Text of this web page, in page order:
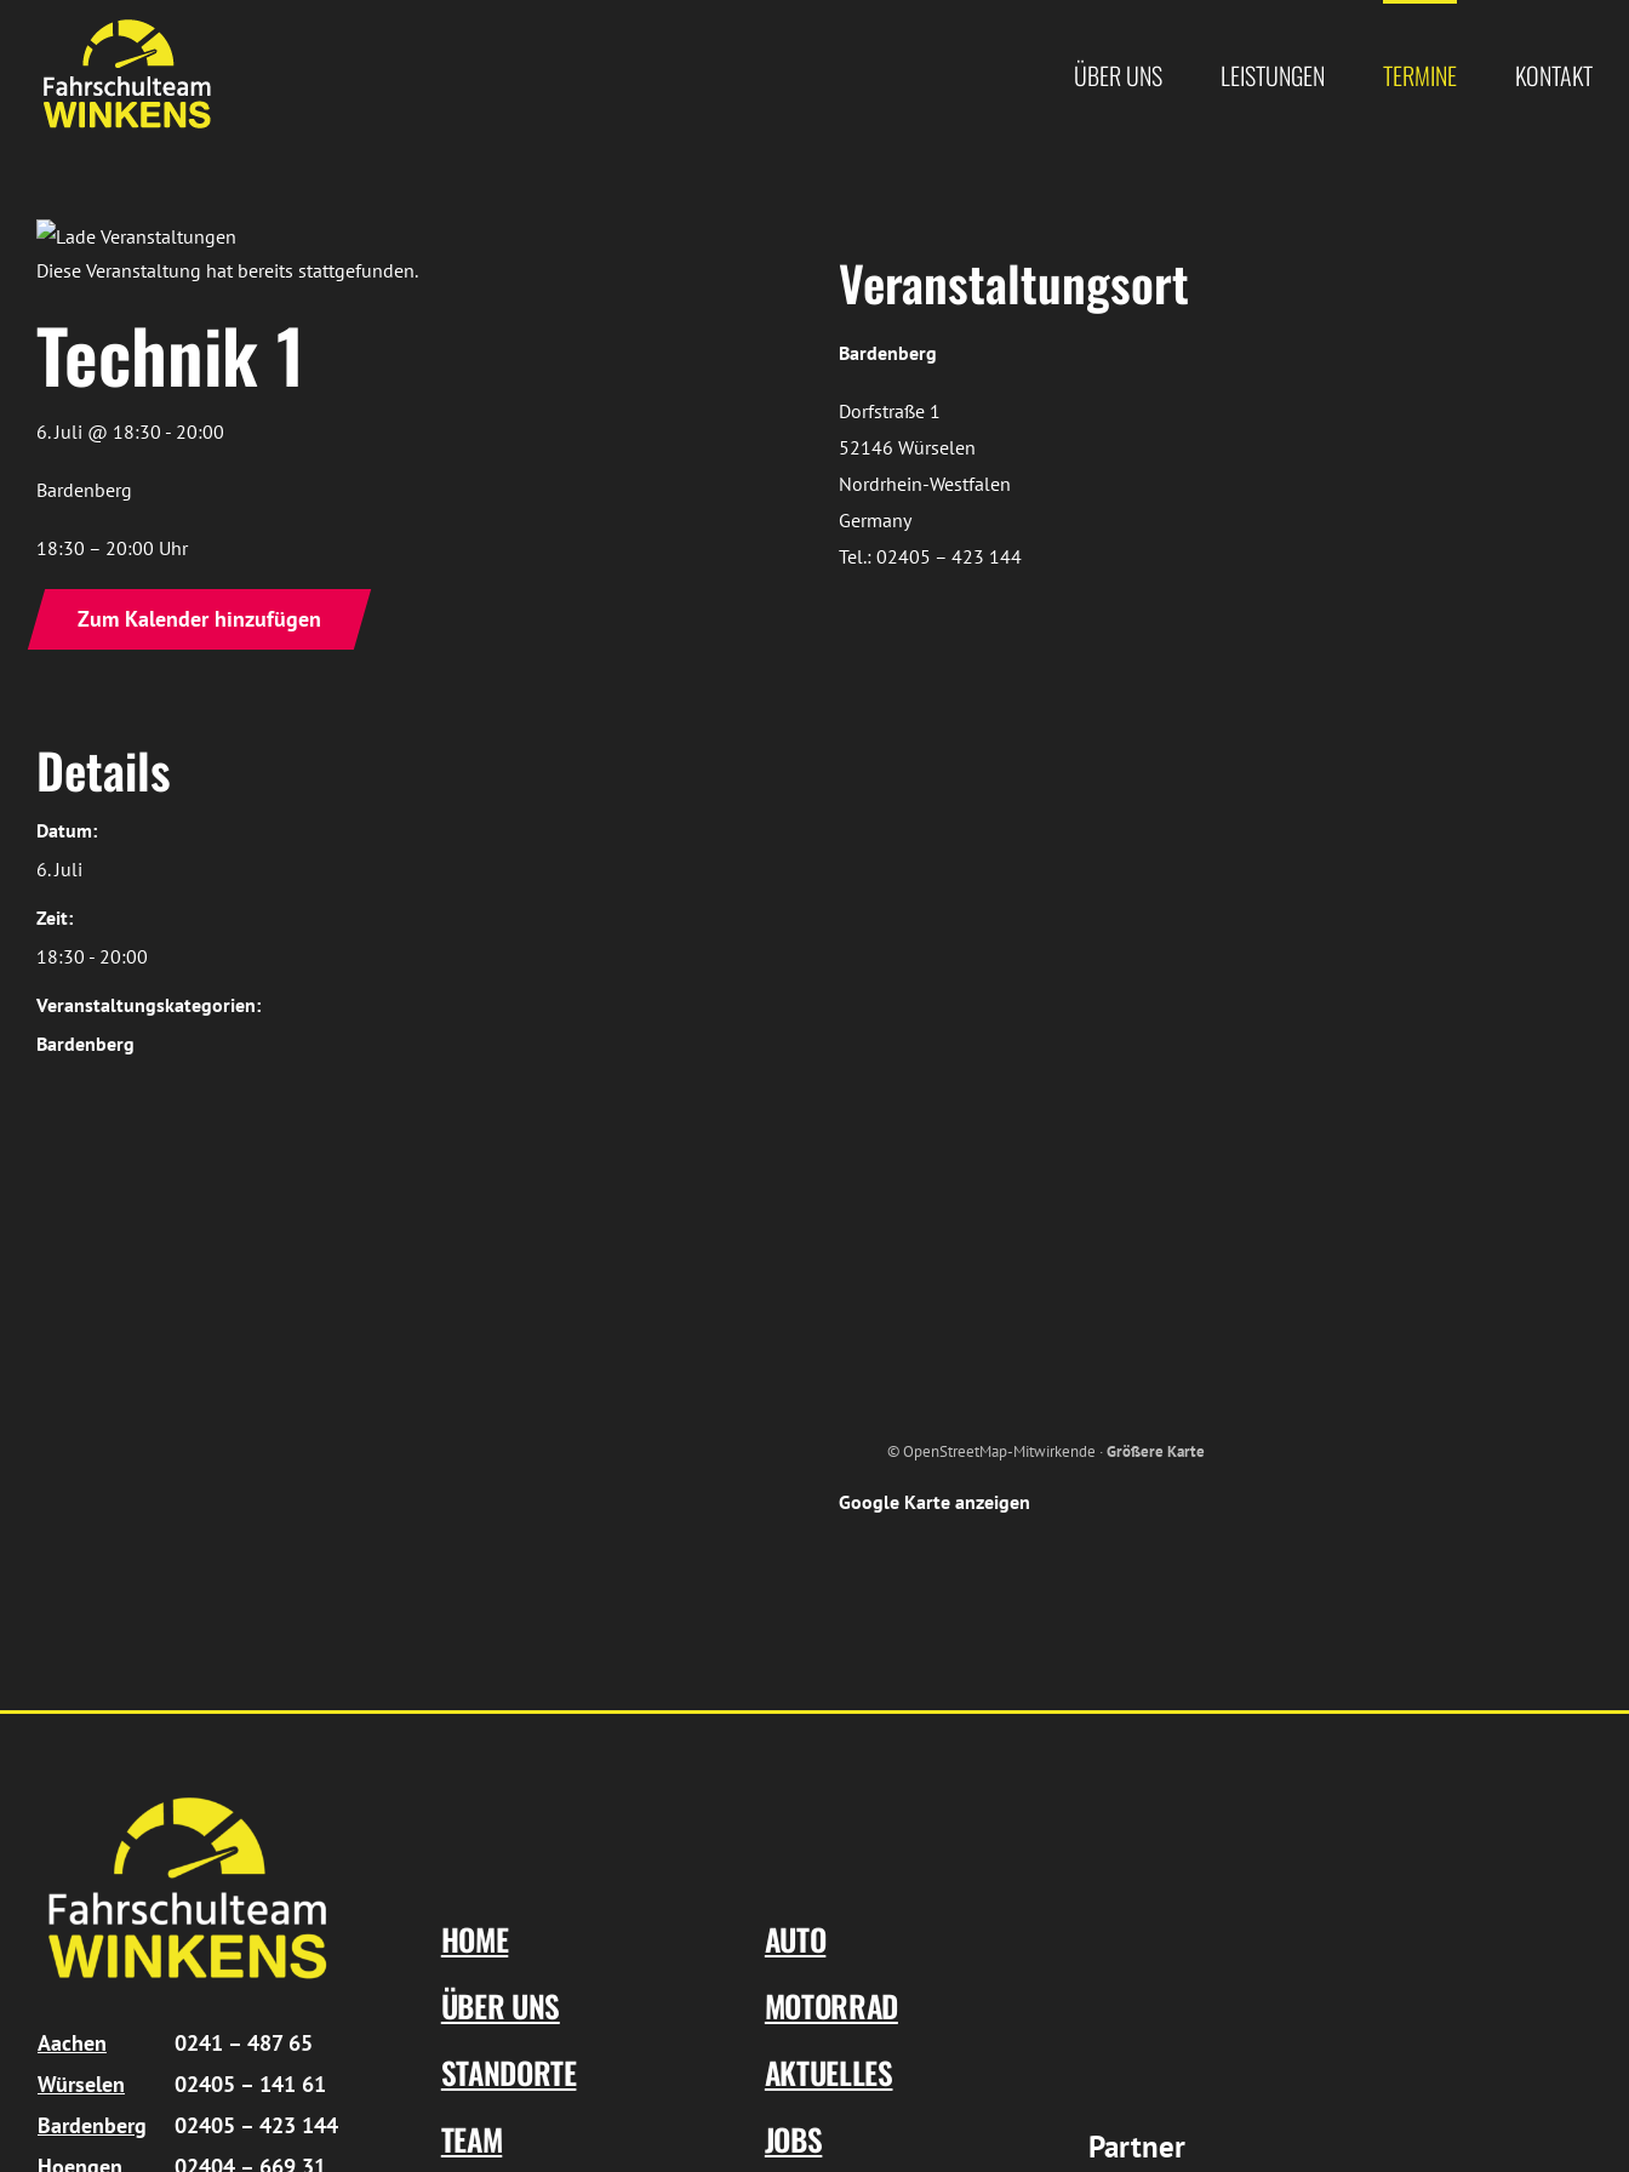
springen
ÜBER UNS LEISTUNGEN TERMINE KONTAKT
Diese Veranstaltung hat bereits stattgefunden.
Technik 1
6. Juli @ 18:30 - 20:00
Bardenberg
18:30 – 20:00 Uhr
Zum Kalender hinzufügen
Details
Datum:
6. Juli
Zeit:
18:30 - 20:00
Veranstaltungskategorien:
Bardenberg
Veranstaltungsort
Bardenberg
Dorfstraße 1
52146 Würselen
Nordrhein-Westfalen
Germany
Tel.: 02405 – 423 144
© OpenStreetMap-Mitwirkende ·Größere Karte
Google Karte anzeigen
Aachen
0241 – 487 65
Würselen
02405 – 141 61
Bardenberg
02405 – 423 144
Hoengen
02404 – 669 31
HOME
ÜBER UNS
STANDORTE
TEAM
AUTO
MOTORRAD
AKTUELLES
JOBS
Partner